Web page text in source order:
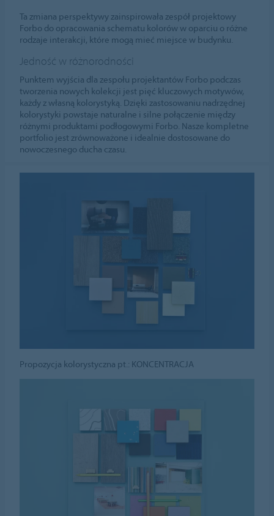
Ta zmiana perspektywy zainspirowała zespół projektowy
Forbo do opracowania schematu kolorów w oparciu o różne
rodzaje interakcji, które mogą mieć miejsce w budynku.
Jedność w różnorodności
Punktem wyjścia dla zespołu projektantów Forbo podczas
tworzenia nowych kolekcji jest pięć kluczowych motywów,
każdy z własną kolorystyką. Dzięki zastosowaniu nadrzędnej
kolorystyki powstaje naturalne i silne połączenie między
różnymi produktami podłogowymi Forbo. Nasze kompletne
portfolio jest zrównoważone i idealnie dostosowane do
nowoczesnego ducha czasu.
Propozycja kolorystyczna pt.: KONCENTRACJA